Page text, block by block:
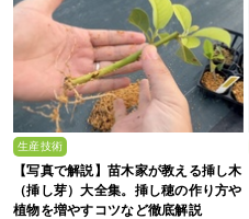
生産技術
【写真で解説】苗木家が教える挿し木
（挿し芽）大全集。挿し穂の作り方や
植物を増やすコツなど徹底解説